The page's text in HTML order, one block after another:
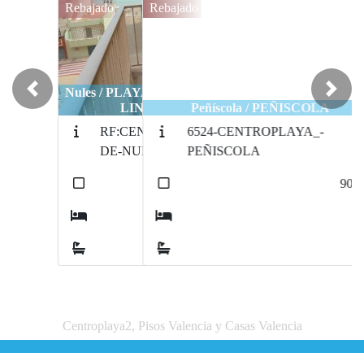
Peñíscola / PEÑISCOLA
Rebajado
6524-CENTROPLAYA_-
PEÑISCOLA
Previous Next
Centroplaya2, Pisos Valencia y Casas Valencia